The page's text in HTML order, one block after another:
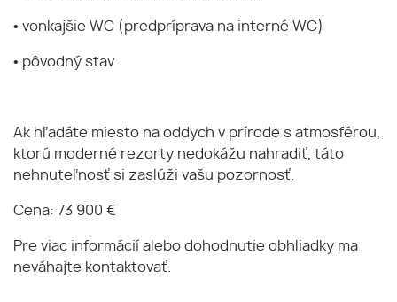
• vonkajšie WC (predpríprava na interné WC)
• pôvodný stav
Ak hľadáte miesto na oddych v prírode s atmosférou,
ktorú moderné rezorty nedokážu nahradiť, táto
nehnuteľnosť si zaslúži vašu pozornosť.
Cena: 73 900 €
Pre viac informácií alebo dohodnutie obhliadky ma
neváhajte kontaktovať.